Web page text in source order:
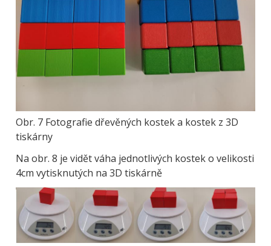
Obr. 7 Fotografie dřevěných kostek a kostek z 3D
tiskárny
Na obr. 8 je vidět váha jednotlivých kostek o velikosti
4cm vytisknutých na 3D tiskárně
Obrázek